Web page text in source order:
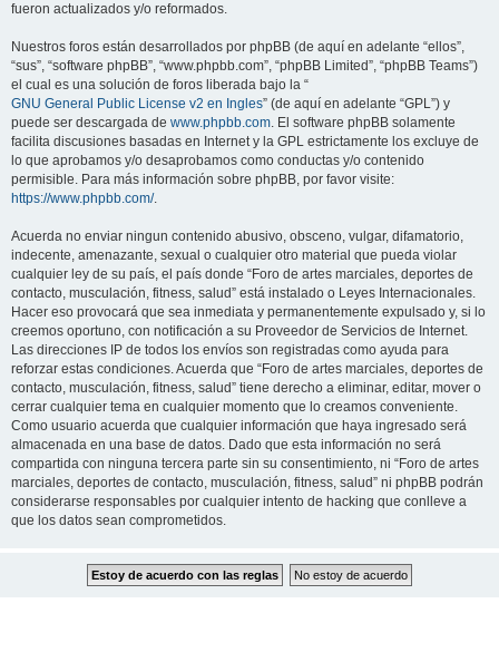
fueron actualizados y/o reformados.
Nuestros foros están desarrollados por phpBB (de aquí en adelante “ellos”,
“sus”, “software phpBB”, “www.phpbb.com”, “phpBB Limited”, “phpBB Teams”)
el cual es una solución de foros liberada bajo la “
GNU General Public License v2 en Ingles” (de aquí en adelante “GPL”) y
puede ser descargada de www.phpbb.com. El software phpBB solamente
facilita discusiones basadas en Internet y la GPL estrictamente los excluye de
lo que aprobamos y/o desaprobamos como conductas y/o contenido
permisible. Para más información sobre phpBB, por favor visite:
https://www.phpbb.com/.
Acuerda no enviar ningun contenido abusivo, obsceno, vulgar, difamatorio,
indecente, amenazante, sexual o cualquier otro material que pueda violar
cualquier ley de su país, el país donde “Foro de artes marciales, deportes de
contacto, musculación, fitness, salud” está instalado o Leyes Internacionales.
Hacer eso provocará que sea inmediata y permanentemente expulsado y, si lo
creemos oportuno, con notificación a su Proveedor de Servicios de Internet.
Las direcciones IP de todos los envíos son registradas como ayuda para
reforzar estas condiciones. Acuerda que “Foro de artes marciales, deportes de
contacto, musculación, fitness, salud” tiene derecho a eliminar, editar, mover o
cerrar cualquier tema en cualquier momento que lo creamos conveniente.
Como usuario acuerda que cualquier información que haya ingresado será
almacenada en una base de datos. Dado que esta información no será
compartida con ninguna tercera parte sin su consentimiento, ni “Foro de artes
marciales, deportes de contacto, musculación, fitness, salud” ni phpBB podrán
considerarse responsables por cualquier intento de hacking que conlleve a
que los datos sean comprometidos.